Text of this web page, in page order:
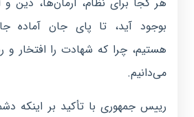
بوجود آید، تا پای جان آماده
هستیم، چرا که شهادت را افتخار و
می‌دانیم.
رییس جمهوری با تأکید بر اینکه